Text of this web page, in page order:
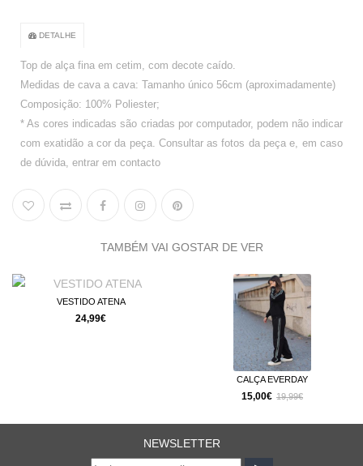
DETALHE
Top de alça fina em cetim, com decote caído.
Medidas de cava a cava: Tamanho único 56cm (aproximadamente)
Composição: 100% Poliester;
* As cores indicadas são criadas por computador, podem não indicar
com exatidão a cor da peça. Consultar as fotos da peça e, em caso
de dúvida, entrar em contacto
TAMBÉM VAI GOSTAR DE VER
NEWSLETTER